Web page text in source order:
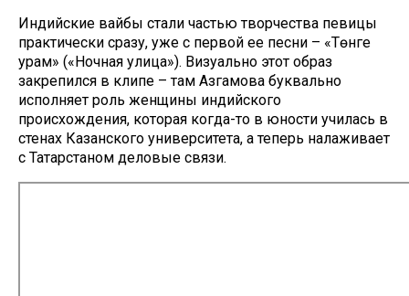
Индийские вайбы стали частью творчества певицы
практически сразу, уже с первой ее песни – «Төнге
урам» («Ночная улица»). Визуально этот образ
закрепился в клипе – там Азгамова буквально
исполняет роль женщины индийского
происхождения, которая когда-то в юности училась в
стенах Казанского университета, а теперь налаживает
с Татарстаном деловые связи.